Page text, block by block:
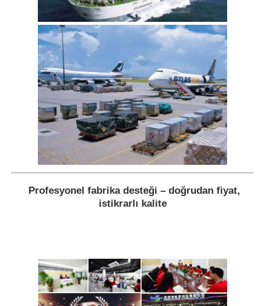
Profesyonel fabrika desteği – doğrudan fiyat,
istikrarlı kalite